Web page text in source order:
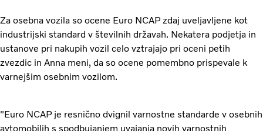
Za osebna vozila so ocene Euro NCAP zdaj uveljavljene kot
industrijski standard v številnih državah. Nekatera podjetja in
ustanove pri nakupih vozil celo vztrajajo pri oceni petih
zvezdic in Anna meni, da so ocene pomembno prispevale k
varnejšim osebnim vozilom.
"Euro NCAP je resnično dvignil varnostne standarde v osebnih
avtomobilih s spodbujanjem uvajanja novih varnostnih